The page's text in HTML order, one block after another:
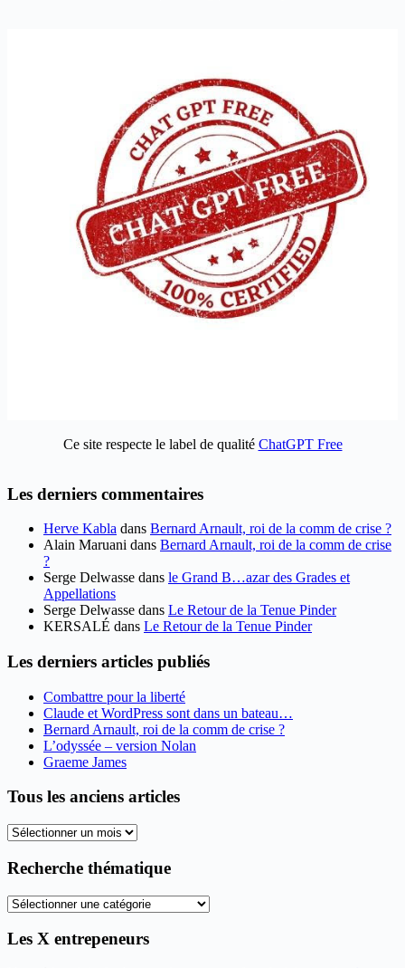
Ce site respecte le label de qualité ChatGPT Free
Les derniers commentaires
Herve Kabla dans Bernard Arnault, roi de la comm de crise ?
Alain Maruani dans Bernard Arnault, roi de la comm de crise
?
Serge Delwasse dans le Grand B…azar des Grades et
Appellations
Serge Delwasse dans Le Retour de la Tenue Pinder
KERSALÉ dans Le Retour de la Tenue Pinder
Les derniers articles publiés
Combattre pour la liberté
Claude et WordPress sont dans un bateau…
Bernard Arnault, roi de la comm de crise ?
L’odyssée – version Nolan
Graeme James
Tous les anciens articles
Tous
anciens
Recherche thématique
Recherche
Les X entrepeneurs